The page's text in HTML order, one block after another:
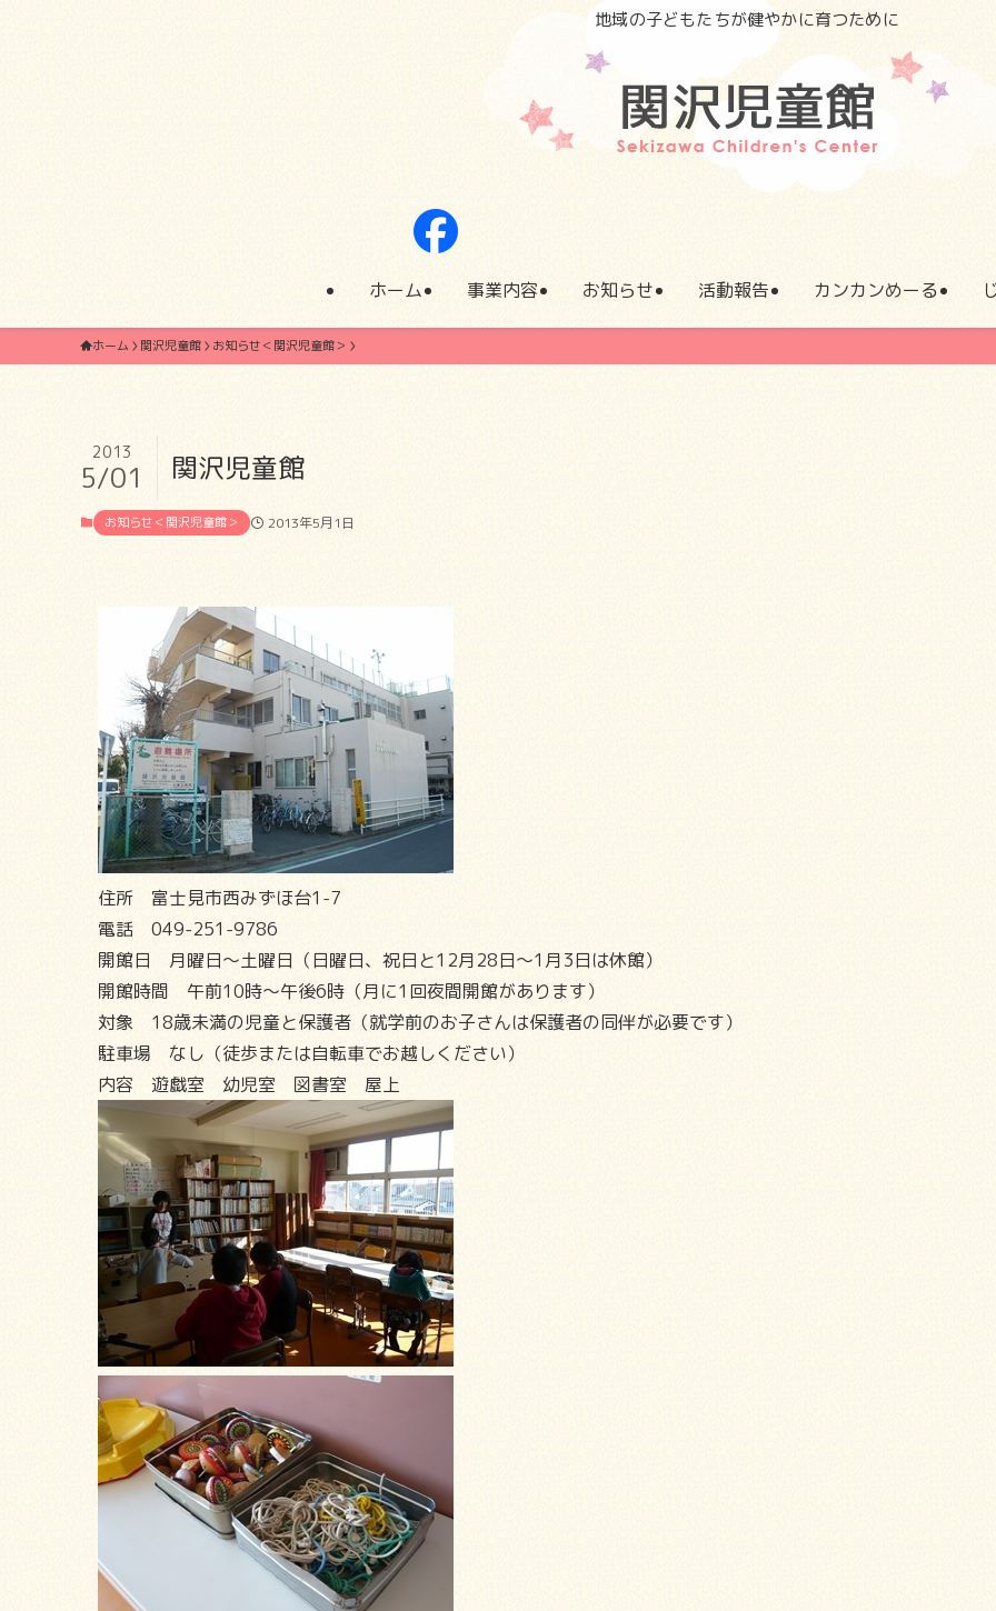
地域の子どもたちが健やかに育つために
ホーム 事業内容 お知らせ 活動報告 カンカンめーる
ホーム 関沢児童館 お知らせ＜関沢児童館＞
関沢児童館
2013
5/01
お知らせ＜関沢児童館＞ 2013年5月1日
住所 富士見市西みずほ台1-7
電話 049-251-9786
開館日 月曜日～土曜日（日曜日、祝日と12月28日～1月3日は休館）
開館時間 午前10時～午後6時（月に1回夜間開館があります）
対象 18歳未満の児童と保護者（就学前のお子さんは保護者の同伴が必要です）
駐車場 なし（徒歩または自転車でお越しください）
内容 遊戯室 幼児室 図書室 屋上